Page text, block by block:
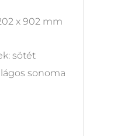
x 902 mm
sötét
sonoma